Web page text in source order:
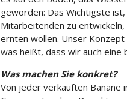
geworden: Das Wichtigste
Mitarbeitenden zu
ernten wollen. Unser Konzept
was heißt, dass wir auch
Was machen Sie konkret?
Von jeder verkauften Banane